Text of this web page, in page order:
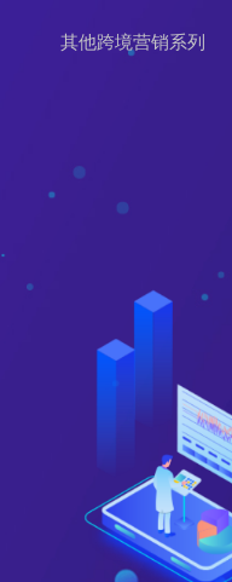
其他跨境营销系列